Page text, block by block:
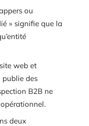
ou
» signifie que la
web et
publie des
B2B ne
deux